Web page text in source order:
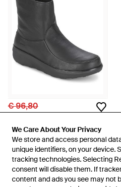
We Care About Your Privacy
We store and access personal
unique identifiers, on your device.
tracking technologies. Selecting
consent will disable them. If
content and ads you see may not
We Care About Your Privacy
We store and access personal
unique identifiers, on your device.
tracking technologies. Selecting
consent will disable them. If
content and ads you see may not
€ 96,80
Enkellaarzen Loaff Shorty Zip
Boot - Zwart
VanSpartoo
NIET MEER OP VOORRAAD